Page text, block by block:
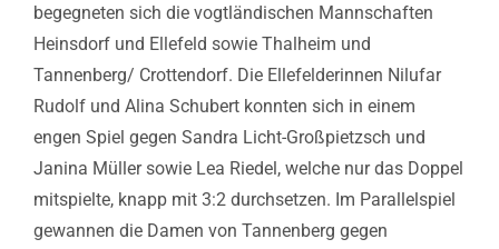
begegneten sich die vogtländischen Mannschaften
Heinsdorf und Ellefeld sowie Thalheim und
Tannenberg/ Crottendorf. Die Ellefelderinnen Nilufar
Rudolf und Alina Schubert konnten sich in einem
engen Spiel gegen Sandra Licht-Großpietzsch und
Janina Müller sowie Lea Riedel, welche nur das Doppel
mitspielte, knapp mit 3:2 durchsetzen. Im Parallelspiel
gewannen die Damen von Tannenberg gegen